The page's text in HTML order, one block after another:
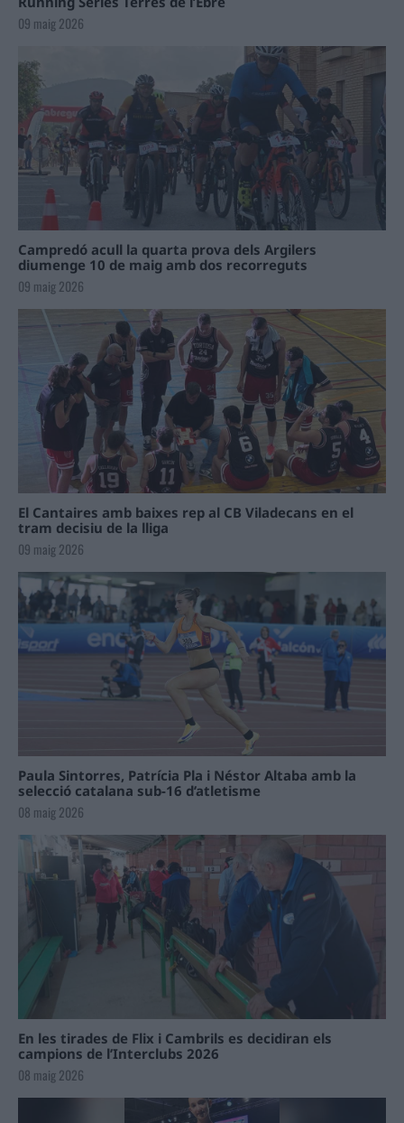
09 maig 2026
Campredó acull la quarta prova dels Argilers
diumenge 10 de maig amb dos recorreguts
09 maig 2026
El Cantaires amb baixes rep al CB Viladecans en el
tram decisiu de la lliga
09 maig 2026
Paula Sintorres, Patrícia Pla i Néstor Altaba amb la
selecció catalana sub-16 d’atletisme
08 maig 2026
En les tirades de Flix i Cambrils es decidiran els
campions de l’Interclubs 2026
08 maig 2026